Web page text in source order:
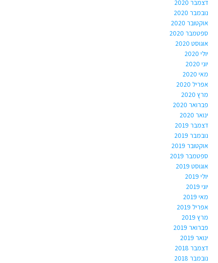
דצמבר 2020
נובמבר 2020
אוקטובר 2020
ספטמבר 2020
אוגוסט 2020
יולי 2020
יוני 2020
מאי 2020
אפריל 2020
מרץ 2020
פברואר 2020
ינואר 2020
דצמבר 2019
נובמבר 2019
אוקטובר 2019
ספטמבר 2019
אוגוסט 2019
יולי 2019
יוני 2019
מאי 2019
אפריל 2019
מרץ 2019
פברואר 2019
ינואר 2019
דצמבר 2018
נובמבר 2018